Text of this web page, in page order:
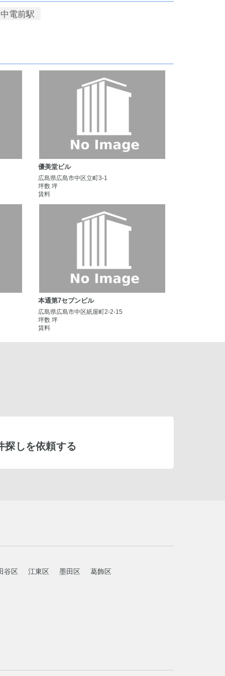
中電前駅
優美堂ビル
広島県広島市中区立町3-1
坪数 坪
賃料
本通第7セブンビル
広島県広島市中区紙屋町2-2-15
坪数 坪
賃料
探しを依頼する
谷区 江東区 墨田区 葛飾区